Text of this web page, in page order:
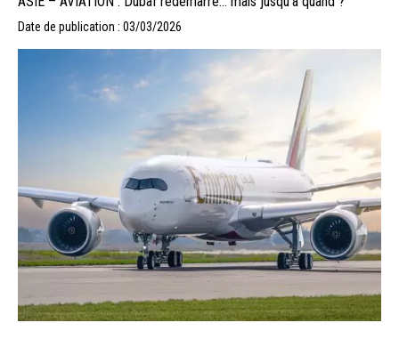
Date de publication : 03/03/2026